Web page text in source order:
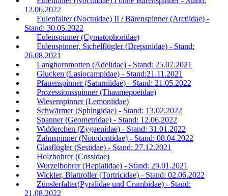
12.06.2022
Eulenfalter (Noctuidae) II / Bärenspinner (Arctiidae) -
Stand: 30.05.2022
Eulenspinner (Cymatophoridae)
Eulenspinner, Sichelflügler (Drepanidae) - Stand:
26.08.2021
Langhornmotten (Adelidae) - Stand: 25.07.2021
Glucken (Lasiocampidae) - Stand:21.11.2021
Pfauenspinner (Saturniidae) - Stand: 21.05.2022
Prozessionsspinner (Thaumepoeidae)
Wiesenspinner (Lemoniidae)
Schwärmer (Sphingidae) - Stand: 13.02.2022
Spanner (Geometridae) - Stand: 12.06.2022
Widderchen (Zygaenidae) - Stand: 31.01.2022
Zahnspinner (Notodontidae) - Stand: 08.04.2022
Glasflügler (Sesiidae) - Stand: 27.12.2021
Holzbohrer (Cossidae)
Wurzelbohrer (Hepialidae) - Stand: 29.01.2021
Wickler, Blattroller (Tortricidae) - Stand: 02.06.2022
Zünslerfalter(Pyralidae und Crambidae) - Stand:
21.08.2022